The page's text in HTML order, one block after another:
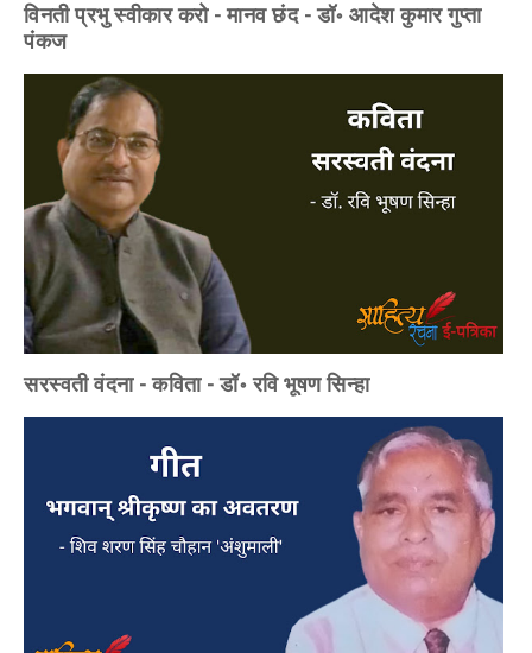
विनती प्रभु स्वीकार करो - मानव छंद - डॉ॰ आदेश कुमार गुप्ता
पंकज
सरस्वती वंदना - कविता - डॉ॰ रवि भूषण सिन्हा